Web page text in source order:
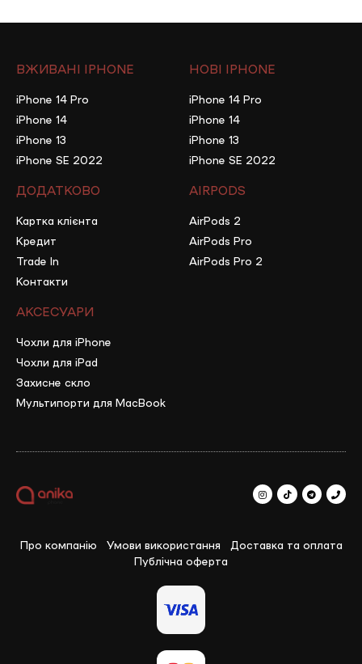
ВЖИВАНІ IPHONE
iPhone 14 Pro
iPhone 14
iPhone 13
iPhone SE 2022
НОВІ IPHONE
iPhone 14 Pro
iPhone 14
iPhone 13
iPhone SE 2022
ДОДАТКОВО
Картка клієнта
Кредит
Trade In
Контакти
AIRPODS
AirPods 2
AirPods Pro
AirPods Pro 2
АКСЕСУАРИ
Чохли для iPhone
Чохли для iPad
Захисне скло
Мультипорти для MacBook
Про компанію Умови використання
Доставка та оплата
Публічна оферта